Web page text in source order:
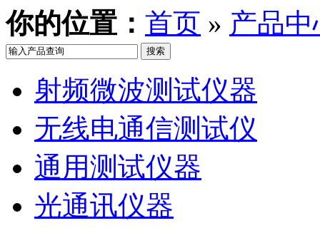
你的位置： 首页 » 产品中
射频微波测试仪器
无线电通信测试仪
通用测试仪器
光通讯仪器